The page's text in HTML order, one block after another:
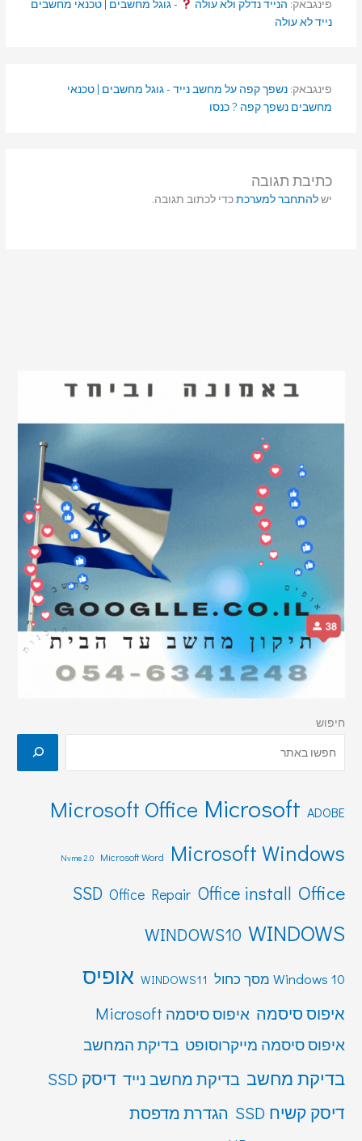
פינגבאק: הנייד נדלק ולא עולה
- גוגל מחשבים | טכנאי מחשבים
נייד לא עולה
פינגבאק: נשפך קפה על מחשב נייד - גוגל מחשבים | טכנאי
מחשבים נשפך קפה ? כנסו
כתיבת תגובה
ישלהתחבר למערכתכדי לכתוב תגובה.
חיפוש
ADOBE
Microsoft
Microsoft Office
Microsoft Windows
Microsoft Word
Nvme 2.0
Office
Office install
Office Repair
SSD
WINDOWS
WINDOWS10
Windows 10 מסך כחול WINDOWS11 אופיס
איפוס סיסמה איפוס סיסמה Microsoft
איפוס סיסמה מייקרוסופט בדיקת המחשב
בדיקת מחשב בדיקת מחשב נייד דיסק SSD
דיסק קשיח SSD
הגדרת מדפסת